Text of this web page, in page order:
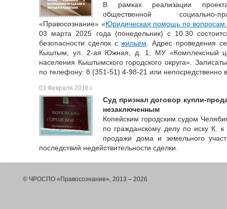
В рамках реализации
общественной социально-
«Правосознание» «Юридическая помощь по
03 марта 2025 года (понедельник) с 10.30
безопасности сделок сжильем . Адрес проведения
Кыштым, ул. 2-ая Южная, д. 1, МУ «Комплексный
населения Кыштымского городского округа».
по телефону: 8 (351-51) 4-98-21 или непосредственно
03 Февраля 2016 г.
Суд признал договор купли-
незаключенным
Копейским городским судом
по гражданскому делу по иску К.
продажи дома и земельного
последствий недействительности сделки.
© ЧРОСПО «Правосознание», 2013 – 2026